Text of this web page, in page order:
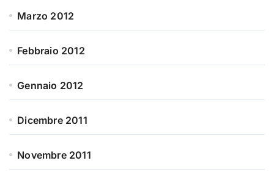
Marzo 2012
Febbraio 2012
Gennaio 2012
Dicembre 2011
Novembre 2011